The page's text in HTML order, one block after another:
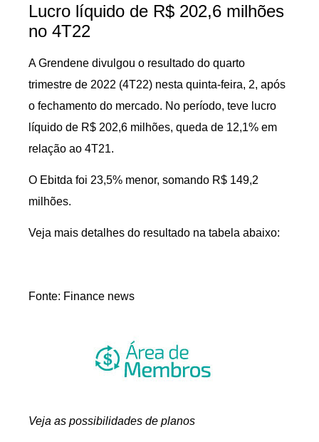
Lucro líquido de R$ 202,6 milhões
no 4T22
A Grendene divulgou o resultado do quarto
trimestre de 2022 (4T22) nesta quinta-feira, 2, após
o fechamento do mercado. No período, teve lucro
líquido de R$ 202,6 milhões, queda de 12,1% em
relação ao 4T21.
O Ebitda foi 23,5% menor, somando R$ 149,2
milhões.
Veja mais detalhes do resultado na tabela abaixo:
Fonte: Finance news
Veja as possibilidades de planos